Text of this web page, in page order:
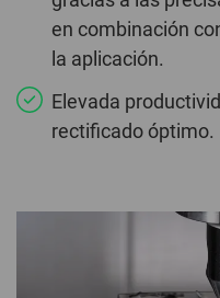
en combinación
la aplicación.
Elevada
rectificado óptimo.